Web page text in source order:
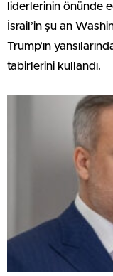
liderlerinin önünde
İsrail’in şu an
Trump’ın
tabirlerini kullandı.